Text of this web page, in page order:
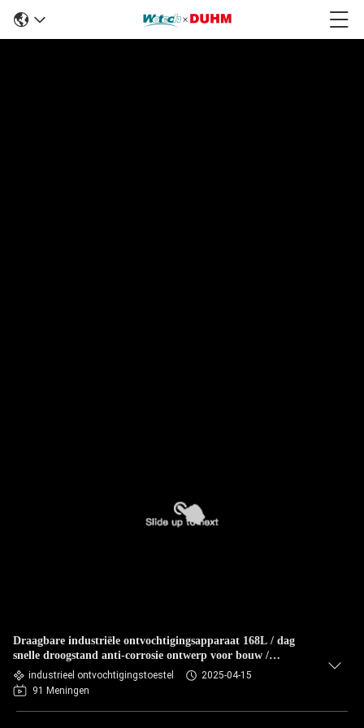
Draagbare industriële ontvochtigingsapparaat 168L / dag
snelle droogstand anti-corrosie ontwerp voor bouw /
opslagruimten
industrieel ontvochtigingstoestel
2025-04-15
91 Meningen